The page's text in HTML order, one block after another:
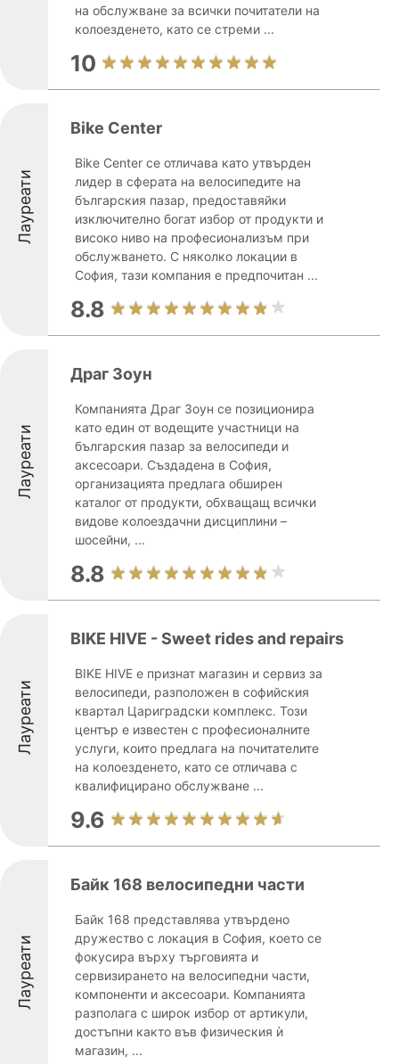
на обслужване за всички почитатели на
колоезденето, като се стреми ...
10
Лауреати
Bike Center
Bike Center се отличава като утвърден
лидер в сферата на велосипедите на
българския пазар, предоставяйки
изключително богат избор от продукти и
високо ниво на професионализъм при
обслужването. С няколко локации в
София, тази компания е предпочитан ...
8.8
Лауреати
Драг Зоун
Компанията Драг Зоун се позиционира
като един от водещите участници на
българския пазар за велосипеди и
аксесоари. Създадена в София,
организацията предлага обширен
каталог от продукти, обхващащ всички
видове колоездачни дисциплини –
шосейни, ...
8.8
Лауреати
BIKE HIVE - Sweet rides and repairs
BIKE HIVE е признат магазин и сервиз за
велосипеди, разположен в софийския
квартал Цариградски комплекс. Този
център е известен с професионалните
услуги, които предлага на почитателите
на колоезденето, като се отличава с
квалифицирано обслужване ...
9.6
Лауреати
Байк 168 велосипедни части
Байк 168 представлява утвърдено
дружество с локация в София, което се
фокусира върху търговията и
сервизирането на велосипедни части,
компоненти и аксесоари. Компанията
разполага с широк избор от артикули,
достъпни както във физическия ѝ
магазин, ...